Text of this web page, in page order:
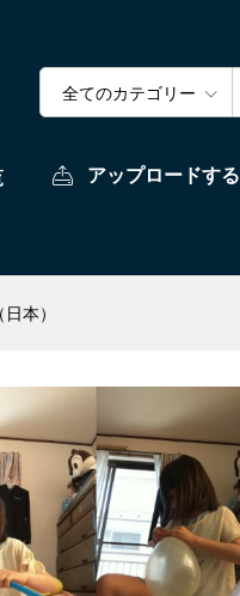
全てのカテゴリー
アップロードする
本）